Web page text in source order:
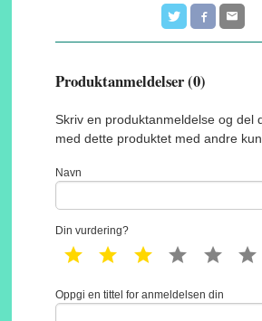
Produktanmeldelser (0)
Skriv en produktanmeldelse og del
med dette produktet med andre
Navn
Din vurdering?
1 star 2 star 3 star 4 star 5 star
Oppgi en tittel for anmeldelsen din